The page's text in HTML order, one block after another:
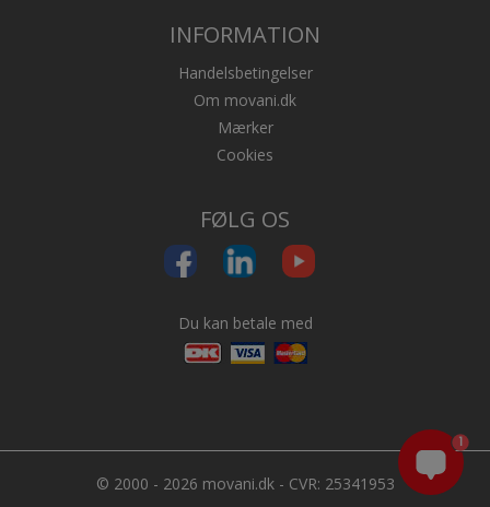
INFORMATION
Handelsbetingelser
Om movani.dk
Mærker
Cookies
FØLG OS
Du kan betale med
© 2000 - 2026 movani.dk - CVR: 25341953
1